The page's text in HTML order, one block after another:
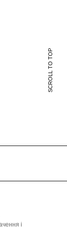
SCROLL TO TOP
і